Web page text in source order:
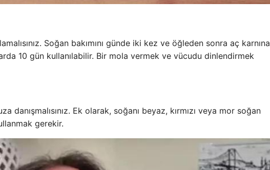
Soğan bakımını günde iki kez ve öğleden sonra aç karnına
10 gün kullanılabilir. Bir mola vermek ve vücudu dinlendirmek
Ek olarak, soğanı beyaz, kırmızı veya mor soğan
gerekir.